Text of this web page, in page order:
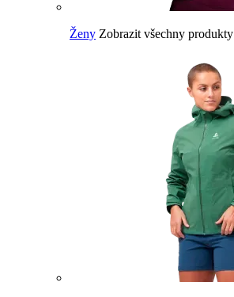
Ženy Zobrazit všechny produkty